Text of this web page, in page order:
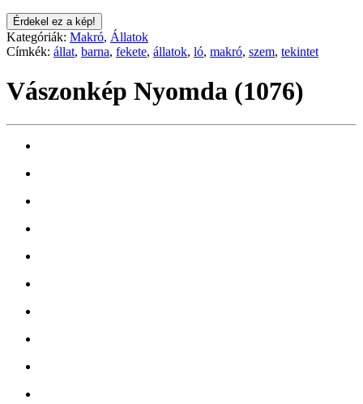
Érdekel ez a kép!
Kategóriák: Makró, Állatok
Címkék: állat, barna, fekete, állatok, ló, makró, szem, tekintet
Vászonkép Nyomda (1076)